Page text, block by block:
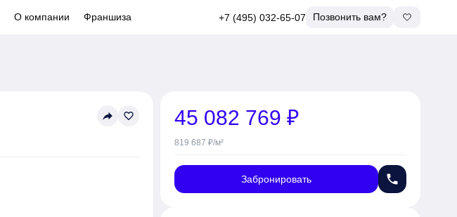
О компании Франшиза +7 (495) 032-65-07 Позвонить вам?
reply favorite_border 45 082 769 ₽
819 687 ₽/м²
Забронировать phone